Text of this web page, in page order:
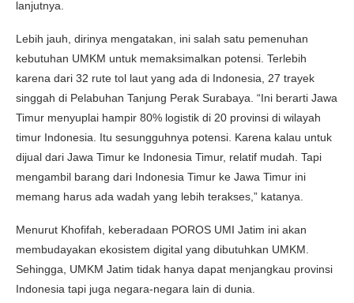
lanjutnya.
Lebih jauh, dirinya mengatakan, ini salah satu pemenuhan
kebutuhan UMKM untuk memaksimalkan potensi. Terlebih
karena dari 32 rute tol laut yang ada di Indonesia, 27 trayek
singgah di Pelabuhan Tanjung Perak Surabaya. “Ini berarti Jawa
Timur menyuplai hampir 80% logistik di 20 provinsi di wilayah
timur Indonesia. Itu sesungguhnya potensi. Karena kalau untuk
dijual dari Jawa Timur ke Indonesia Timur, relatif mudah. Tapi
mengambil barang dari Indonesia Timur ke Jawa Timur ini
memang harus ada wadah yang lebih terakses,” katanya.
Menurut Khofifah, keberadaan POROS UMI Jatim ini akan
membudayakan ekosistem digital yang dibutuhkan UMKM.
Sehingga, UMKM Jatim tidak hanya dapat menjangkau provinsi
Indonesia tapi juga negara-negara lain di dunia.